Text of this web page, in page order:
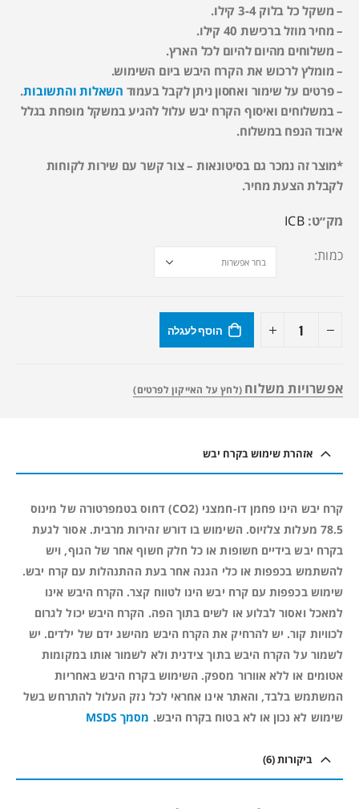
– משקל כל בלוק 3-4 קילו.
– מחיר מוזל ברכישת 40 קילו.
– משלוחים מהיום להיום לכל הארץ.
– מומלץ לרכוש את הקרח היבש ביום השימוש.
– פרטים על שימור ואחסון ניתן לקבל בעמוד השאלות והתשובות.
– במשלוחים ואיסוף הקרח יבש עלול להגיע במשקל מופחת בגלל
איבוד הנפח במשלוח.
*מוצר זה נמכר גם בסיטונאות – צור קשר עם שירות לקוחות
לקבלת הצעת מחיר.
מק״ט:ICB
כמות
הוסף לעגלה
אפשרויות משלוח (לחץ על האייקון לפרטים)
אזהרת שימוש בקרח יבש
קרח יבש הינו פחמן דו-חמצני (CO2) דחוס בטמפרטורה של מינוס
78.5 מעלות צלזיוס. השימוש בו דורש זהירות מרבית. אסור לגעת
בקרח יבש בידיים חשופות או כל חלק חשוף אחר של הגוף, ויש
להשתמש בכפפות או כלי הגנה אחר בעת ההתנהלות עם קרח יבש.
שימוש בכפפות עם קרח יבש הינו לטווח קצר. הקרח היבש אינו
למאכל ואסור לבלוע או לשים בתוך הפה. הקרח היבש יכול לגרום
לכוויות קור. יש להרחיק את הקרח היבש מהישג ידם של ילדים. יש
לשמור על הקרח היבש בתוך צידנית ולא לשמור אותו במקומות
אטומים או ללא אוורור מספק. השימוש בקרח היבש באחריות
המשתמש בלבד, והאתר אינו אחראי לכל נזק העלול להתרחש בשל
שימוש לא נכון או לא בטוח בקרח היבש. מסמך MSDS
ביקורות (6)